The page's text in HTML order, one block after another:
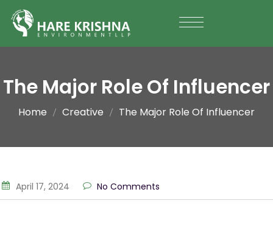
The Major Role Of Influencer
Home Creative The Major Role Of Influencer
April 17, 2024 No Comments